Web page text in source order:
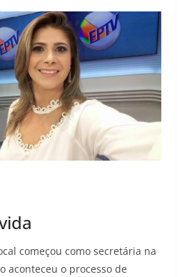
começou como secretária na
aconteceu o processo de